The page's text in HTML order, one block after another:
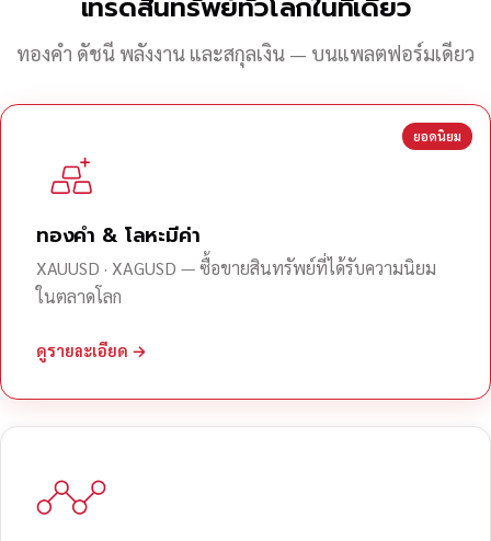
ทองคำ ดัชนี พลังงาน และสกุลเงิน — บนแพลตฟอร์มเดียว
ยอดนิยม
ทองคำ & โลหะมีค่า
XAUUSD · XAGUSD — ซื้อขายสินทรัพย์ที่ได้รับความนิยม
ในตลาดโลก
ดูรายละเอียด →